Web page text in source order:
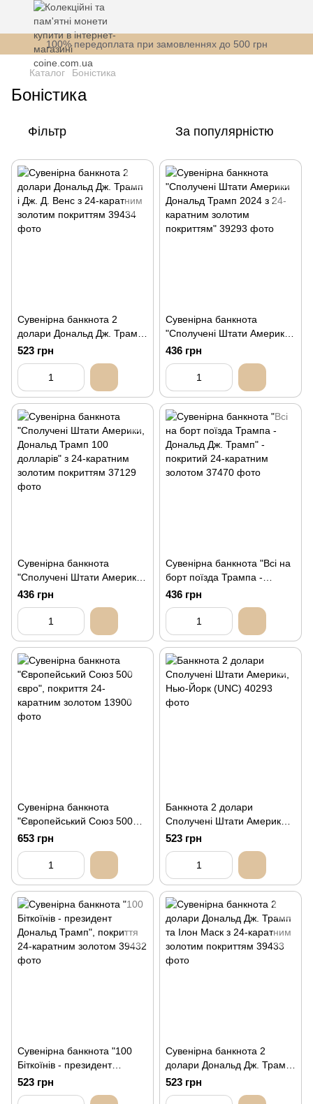
100% передоплата при замовленнях до 500 грн
Каталог Боністика
Боністика
Фільтр За популярністю
Сувенірна банкнота 2
долари Дональд Дж. Трамп
і Дж. Д. Венс з 24-каратним
золотим покриттям
523 грн
Сувенірна банкнота
"Сполучені Штати Америки
Дональд Трамп 2024 з 24-
каратним золотим
покриттям"
436 грн
Сувенірна банкнота
"Сполучені Штати Америки,
Дональд Трамп 100
долларів" з 24-каратним
золотим покриттям
436 грн
Сувенірна банкнота "Всі на
борт поїзда Трампа -
Дональд Дж. Трамп" -
покритий 24-каратним
золотом
436 грн
Сувенірна банкнота
"Європейський Союз 500
євро", покриття 24-
каратним золотом
653 грн
Банкнота 2 долари
Сполучені Штати Америки,
Нью-Йорк (UNC)
523 грн
Сувенірна банкнота "100
Біткоїнів - президент
Дональд Трамп", покриття
24-каратним золотом
523 грн
Сувенірна банкнота 2
долари Дональд Дж. Трамп
та Ілон Маск з 24-каратним
золотим покриттям
523 грн